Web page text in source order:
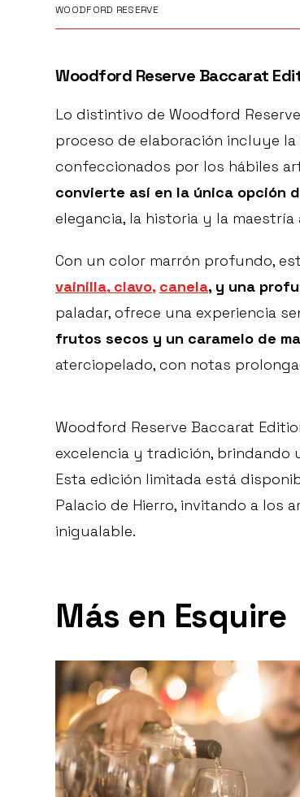
WOODFORD RESERVE
Woodford Reserve Baccarat
Lo distintivo de Woodford
proceso de elaboración incluye
confeccionados por los hábiles
convierte así en la única opción
elegancia, la historia y la maestría
Con un color marrón profundo,
vainilla, clavo, canela, y una
paladar, ofrece una experiencia
frutos secos y un caramelo de
aterciopelado, con notas
Woodford Reserve Baccarat
excelencia y tradición, brindando
Esta edición limitada está
Palacio de Hierro, invitando a los
inigualable.
Más en Esquire